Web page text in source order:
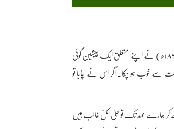
عبد الرزّاق شاکرؔ کے نام ایک خط میں غالبؔ (پیدایش: ۲۷دسمبر ۱۷۹۷ ء ، وفات: ۱۵ فروری ۱۸۶۹ء) نے اپنے متعلق ایک پیشین گوئی
اعانت سے خوب ہو چکا۔ اگر اس نے چاہا تو
کر ہمارے عہد تک تو علیٰ کلِّ غالب ہیں